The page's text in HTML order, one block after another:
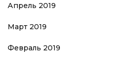
Апрель 2019
Март 2019
Февраль 2019